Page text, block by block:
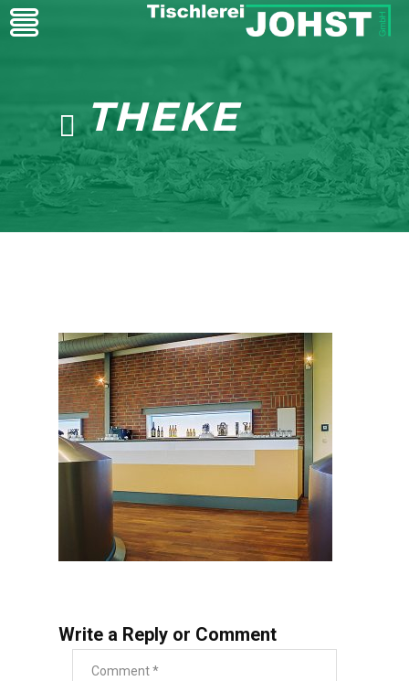
THEKE
Write a Reply or Comment